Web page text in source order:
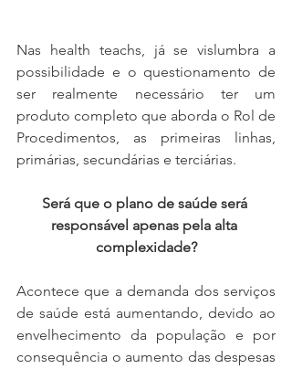
Nas health teachs, já se vislumbra a
possibilidade e o questionamento de
ser realmente necessário ter um
produto completo que aborda o Rol de
Procedimentos, as primeiras linhas,
primárias, secundárias e terciárias.
Será que o plano de saúde será
responsável apenas pela alta
complexidade?
Acontece que a demanda dos serviços
de saúde está aumentando, devido ao
envelhecimento da população e por
consequência o aumento das despesas